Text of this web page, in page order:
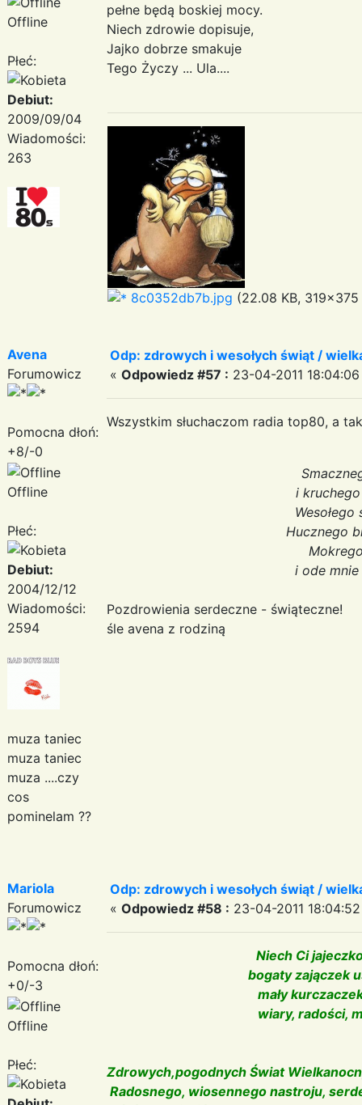
Offline
Płeć:
Debiut:
2009/09/04
Wiadomości:
263
pełne będą boskiej mocy.
Niech zdrowie dopisuje,
Jajko dobrze smakuje
Tego Życzy ... Ula....
8c0352db7b.jpg (22.08 KB,
Avena
Forumowicz
Pomocna dłoń:
+8/-0
Offline
Płeć:
Debiut:
2004/12/12
Wiadomości:
2594
muza taniec
muza taniec
muza ....czy
cos
pominelam ??
Odp: zdrowych i wesołych świąt /
« Odpowiedz #57 : 23-04-2011
Wszystkim słuchaczom radia top80, a
i
Hucznego
i ode mnie
Pozdrowienia serdeczne - świąteczne!
śle avena z rodziną
Mariola
Forumowicz
Pomocna dłoń:
+0/-3
Offline
Płeć:
Odp: zdrowych i wesołych świąt /
« Odpowiedz #58 : 23-04-2011
Niech Ci
bogaty zajączek
mały
wiary, radości,
Zdrowych,pogodnych Świat
Radosnego, wiosennego nastroju,